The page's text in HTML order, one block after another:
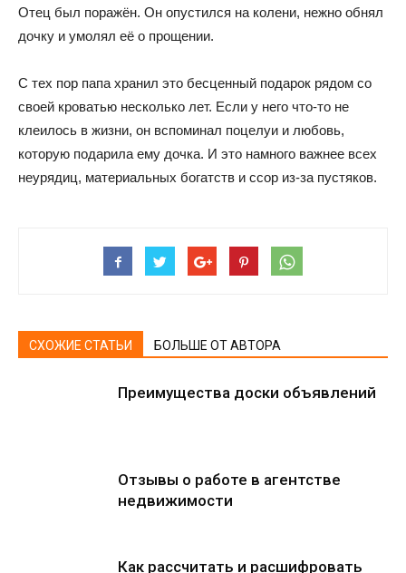
Отец был поражён. Он опустился на колени, нежно обнял
дочку и умолял её о прощении.
С тех пор папа хранил это бесценный подарок рядом со
своей кроватью несколько лет. Если у него что-то не
клеилось в жизни, он вспоминал поцелуи и любовь,
которую подарила ему дочка. И это намного важнее всех
неурядиц, материальных богатств и ссор из-за пустяков.
СХОЖИЕ СТАТЬИ БОЛЬШЕ ОТ АВТОРА
Преимущества доски объявлений
Отзывы о работе в агентстве
недвижимости
Как рассчитать и расшифровать